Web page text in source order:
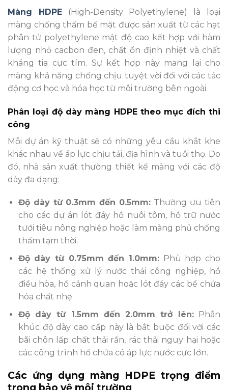
Màng HDPE(High-Density Polyethylene) là loại
màng chống thấm bề mặt được sản xuất từ các hạt
phân tử polyethylene mật độ cao kết hợp với hàm
lượng nhỏ cacbon đen, chất ổn định nhiệt và chất
kháng tia cực tím. Sự kết hợp này mang lại cho
màng khả năng chống chịu tuyệt vời đối với các tác
động cơ học và hóa học từ môi trường bên ngoài.
Phân loại độ dày màng HDPE theo mục đích thi
công
Mỗi dự án kỹ thuật sẽ có những yêu cầu khắt khe
khác nhau về áp lực chịu tải, địa hình và tuổi thọ. Do
đó, nhà sản xuất thường thiết kế màng với các độ
dày đa dạng:
Độ dày từ 0.3mm đến 0.5mm: Thường ưu tiên
cho các dự án lót đáy hồ nuôi tôm, hồ trữ nước
tưới tiêu nông nghiệp hoặc làm màng phủ chống
thấm tạm thời.
Độ dày từ 0.75mm đến 1.0mm: Phù hợp cho
các hệ thống xử lý nước thải công nghiệp, hồ
điều hòa, hồ cảnh quan hoặc lót đáy các bể chứa
hóa chất nhẹ.
Độ dày từ 1.5mm đến 2.0mm trở lên:Phân
khúc độ dày cao cấp này là bắt buộc đối với các
bãi chôn lấp chất thải rắn, rác thải nguy hại hoặc
các công trình hồ chứa có áp lực nước cực lớn.
Các ứng dụng màng HDPE trọng điểm